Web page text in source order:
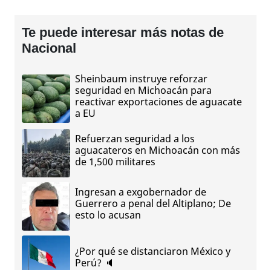
Te puede interesar más notas de
Nacional
Sheinbaum instruye reforzar
seguridad en Michoacán para
reactivar exportaciones de aguacate
a EU
Refuerzan seguridad a los
aguacateros en Michoacán con más
de 1,500 militares
Ingresan a exgobernador de
Guerrero a penal del Altiplano; De
esto lo acusan
¿Por qué se distanciaron México y
Perú? 🔈